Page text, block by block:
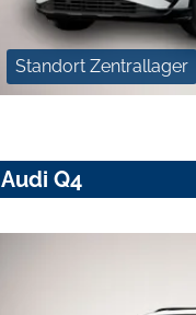
Standort Zentrallager
Audi Q4